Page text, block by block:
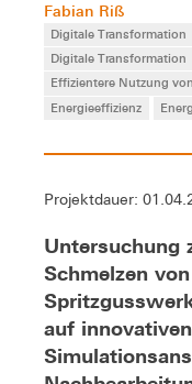
Fabian Riß
Digitale Transformation
Digitale Transformation
Effizientere Nutzung
Energieeffizienz
Projektdauer:
Untersuchung
Schmelzen von
auf